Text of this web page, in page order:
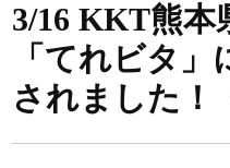
3/16 KKT熊本
「てれビタ
されました！